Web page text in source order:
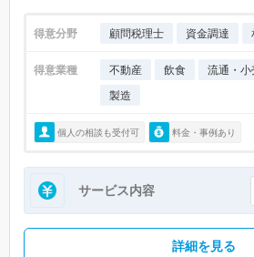
得意分野 顧問税理士 資金調達
得意業種 不動産 飲食 流通・小
製造
個人の相談も受付可 料金・事例あり
サービス内容
詳細を見る